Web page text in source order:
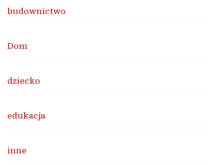
budownictwo
Dom
dziecko
edukacja
inne